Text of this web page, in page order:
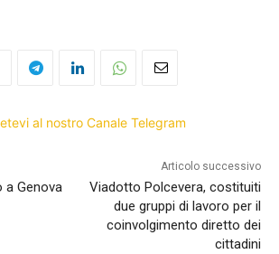
al nostro Canale Telegram
a Genova
Articolo successivo
Viadotto Polcevera, costituiti
due gruppi di lavoro per il
coinvolgimento diretto dei
cittadini